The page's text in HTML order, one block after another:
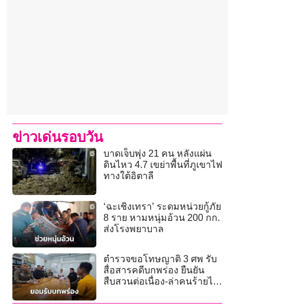
ข่าวเด่นรอบวัน
บาดเจ็บพุ่ง 21 คน หลังแผ่น
ดินไหว 4.7 เขย่าพื้นที่ภูเขาไฟ
ทางใต้อิตาลี
‘ฉะเชิงเทรา’ ระดมหน่วยกู้ภัย
8 ราย หามหนุ่มอ้วน 200 กก.
ส่งโรงพยาบาล
ตำรวจขอโทษญาติ 3 ศพ รับ
สื่อสารคดีบกพร่อง ยืนยัน
สืบสวนต่อเนื่อง-ล่าคนร้ายไม่